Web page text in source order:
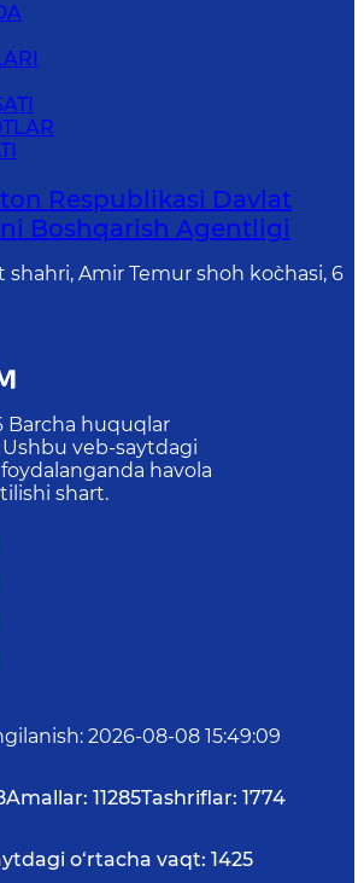
Respublikasi Davlat
Boshqarish Agentligi
Amir Temur shoh ko`chasi, 6
Barcha huquqlar
veb-saytdagi
havola
shart.
: 2026-08-08 15:49:09
Amallar: 11285Tashriflar: 1774
o‘rtacha vaqt: 1425